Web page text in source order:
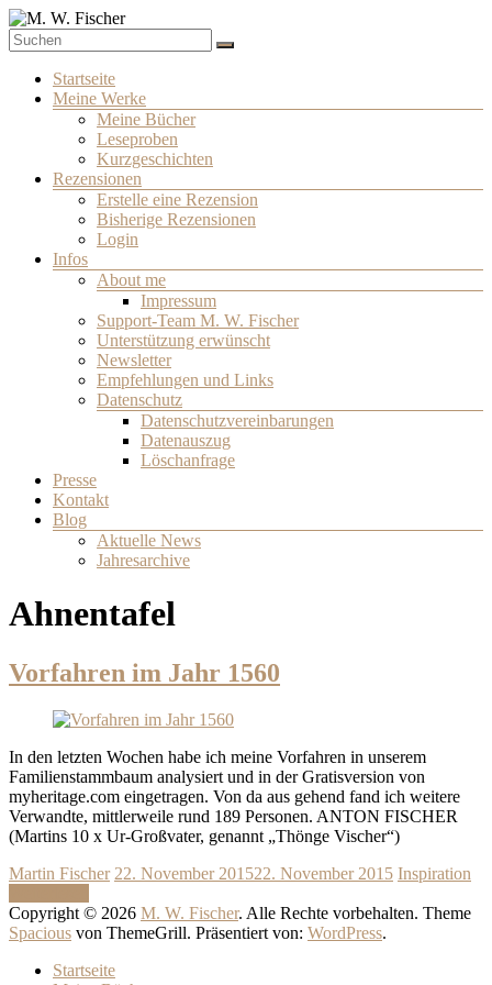
Zum
Inhalt
springen
Schriftsteller
Menü
Startseite
Meine Werke
Meine Bücher
Leseproben
Kurzgeschichten
Rezensionen
Erstelle eine Rezension
Bisherige Rezensionen
Login
Infos
About me
Impressum
Support-Team M. W. Fischer
Unterstützung erwünscht
Newsletter
Empfehlungen und Links
Datenschutz
Datenschutzvereinbarungen
Datenauszug
Löschanfrage
Presse
Kontakt
Blog
Aktuelle News
Jahresarchive
Ahnentafel
Vorfahren im Jahr 1560
In den letzten Wochen habe ich meine Vorfahren in unserem
Familienstammbaum analysiert und in der Gratisversion von
myheritage.com eingetragen. Von da aus gehend fand ich weitere
Verwandte, mittlerweile rund 189 Personen. ANTON FISCHER
(Martins 10 x Ur-Großvater, genannt „Thönge Vischer“)
Martin Fischer 22. November 201522. November 2015 Inspiration
Copyright © 2026 M. W. Fischer. Alle Rechte vorbehalten. Theme
Spacious von ThemeGrill. Präsentiert von: WordPress.
Startseite